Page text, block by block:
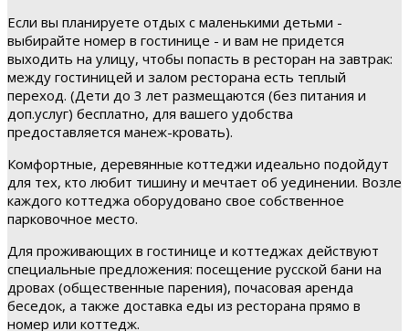
Если вы планируете отдых с маленькими детьми -
выбирайте номер в гостинице - и вам не придется
выходить на улицу, чтобы попасть в ресторан на завтрак:
между гостиницей и залом ресторана есть теплый
переход. (Дети до 3 лет размещаются (без питания и
доп.услуг) бесплатно, для вашего удобства
предоставляется манеж-кровать).
Комфортные, деревянные коттеджи идеально подойдут
для тех, кто любит тишину и мечтает об уединении. Возле
каждого коттеджа оборудовано свое собственное
парковочное место.
Для проживающих в гостинице и коттеджах действуют
специальные предложения: посещение русской бани на
дровах (общественные парения), почасовая аренда
беседок, а также доставка еды из ресторана прямо в
номер или коттедж.